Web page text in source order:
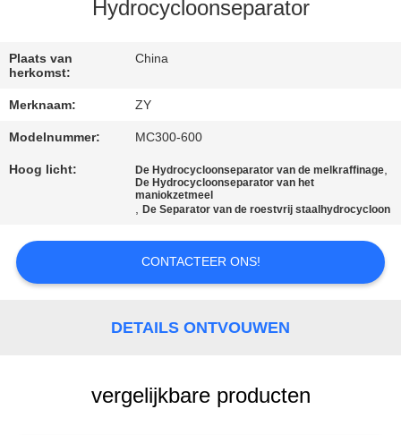
ONS
VERZOEK
CITAAT
SITEMAP
Hydrocycloonseparator
Plaats van
herkomst:
China
Merknaam: ZY
Modelnummer: MC300-600
Hoog licht: De Hydrocycloonseparator van de melkraffinage,
De Hydrocycloonseparator van het
maniokzetmeel
,De Separator van de roestvrij staalhydrocycloon
CONTACTEER ONS!
DETAILS ONTVOUWEN
vergelijkbare producten